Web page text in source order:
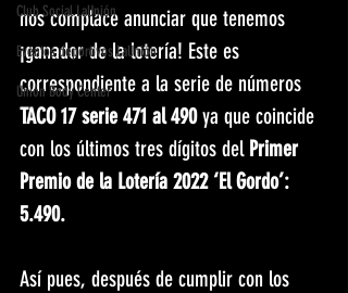
Club Social LaUnión
Eventos deportivos LaUnión
Unión Body Center
nos complace anunciar que tenemos
¡ganador de la lotería! Este es
correspondiente a la serie de números
TACO 17 serie 471 al 490 ya que coincide
con los últimos tres dígitos del Primer
Premio de la Lotería 2022 ‘El Gordo’:
5.490.
Así pues, después de cumplir con los